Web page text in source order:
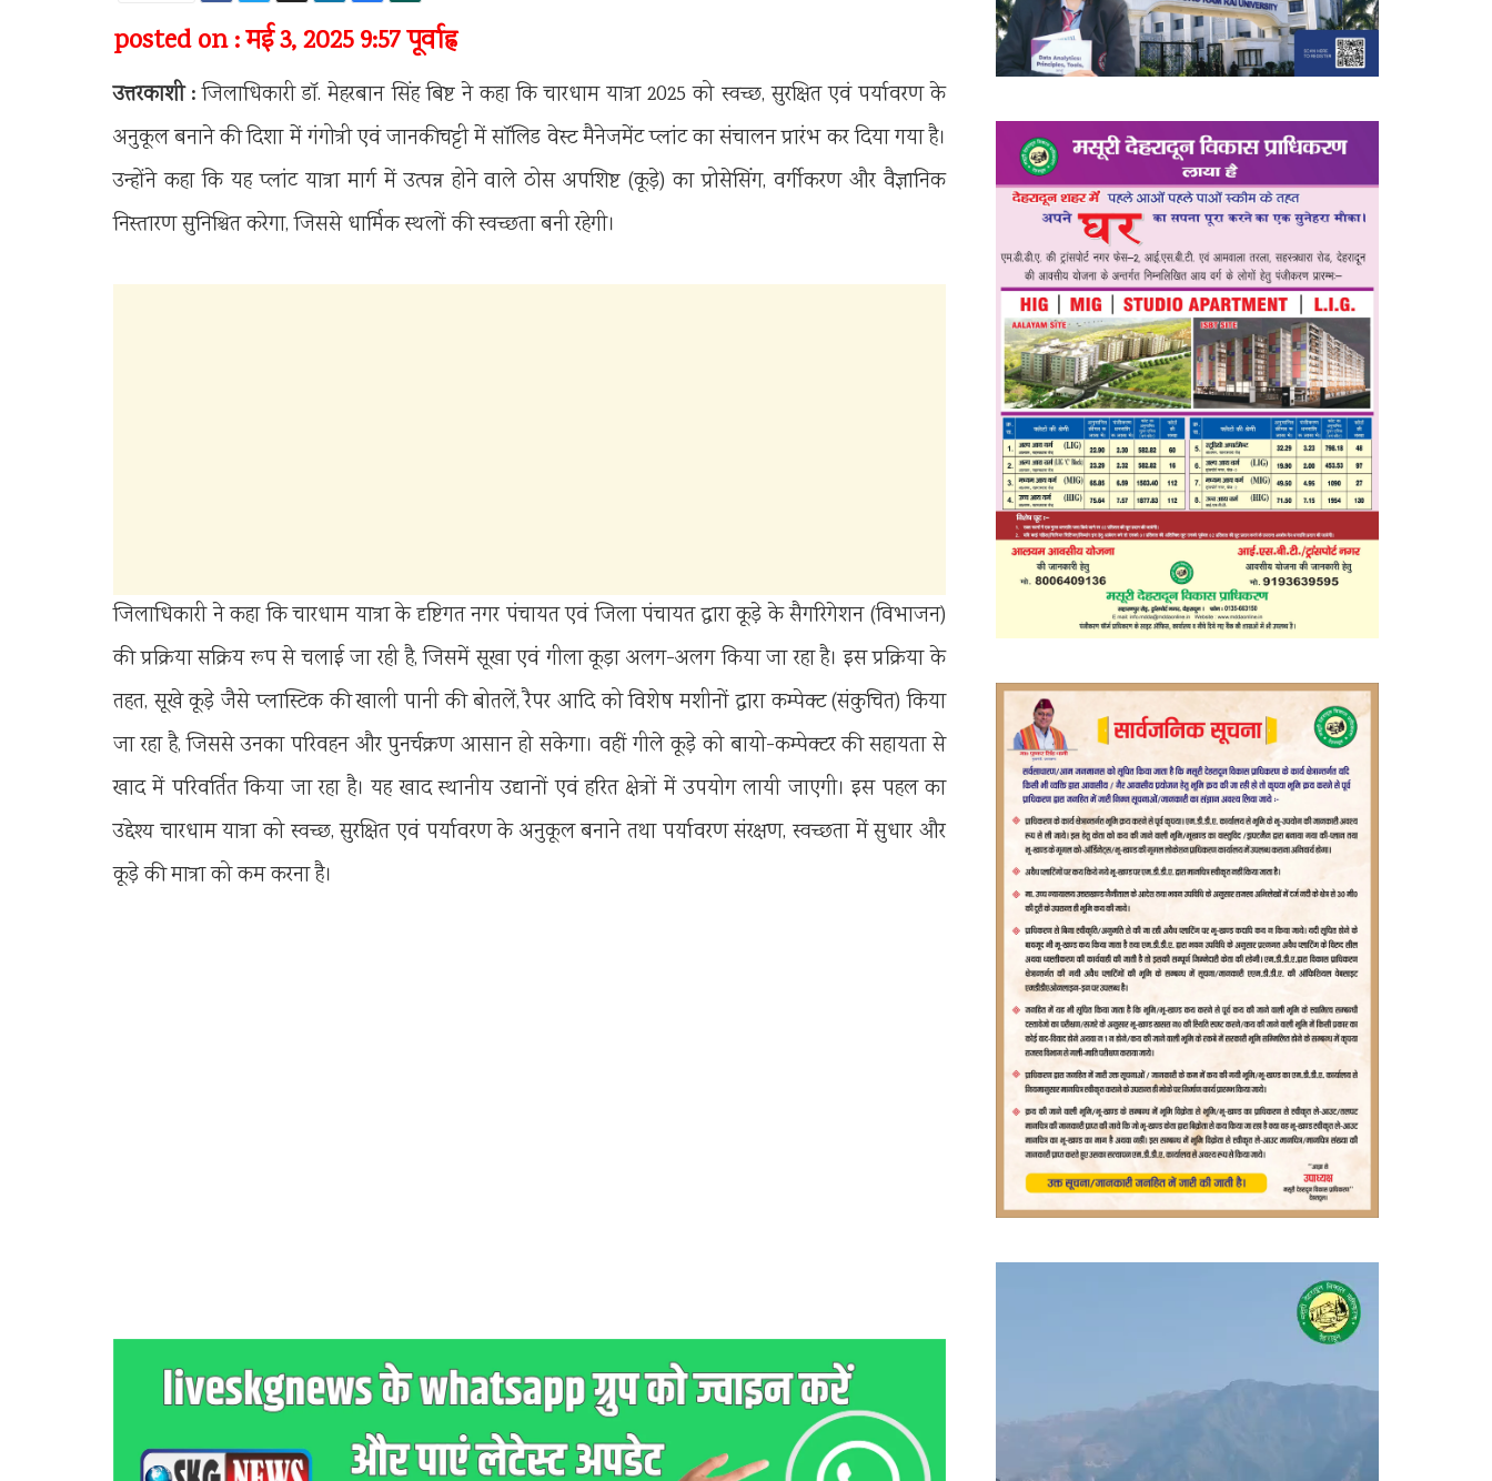
posted on : मई 3, 2025 9:57 पूर्वाह्न
उत्तरकाशी :जिलाधिकारी डॉ. मेहरबान सिंह बिष्ट ने कहा कि चारधाम यात्रा 2025 को स्वच्छ, सुरक्षित एवं पर्यावरण के
अनुकूल बनाने की दिशा में गंगोत्री एवं जानकीचट्टी में सॉलिड वेस्ट मैनेजमेंट प्लांट का संचालन प्रारंभ कर दिया गया है।
उन्होंने कहा कि यह प्लांट यात्रा मार्ग में उत्पन्न होने वाले ठोस अपशिष्ट (कूड़े) का प्रोसेसिंग, वर्गीकरण और वैज्ञानिक
निस्तारण सुनिश्चित करेगा, जिससे धार्मिक स्थलों की स्वच्छता बनी रहेगी।
जिलाधिकारी ने कहा कि चारधाम यात्रा के दृष्टिगत नगर पंचायत एवं जिला पंचायत द्वारा कूड़े के सैगरिगेशन (विभाजन)
की प्रक्रिया सक्रिय रूप से चलाई जा रही है, जिसमें सूखा एवं गीला कूड़ा अलग-अलग किया जा रहा है। इस प्रक्रिया के
तहत, सूखे कूड़े जैसे प्लास्टिक की खाली पानी की बोतलें, रैपर आदि को विशेष मशीनों द्वारा कम्पेक्ट (संकुचित) किया
जा रहा है, जिससे उनका परिवहन और पुनर्चक्रण आसान हो सकेगा। वहीं गीले कूड़े को बायो-कम्पेक्टर की सहायता से
खाद में परिवर्तित किया जा रहा है। यह खाद स्थानीय उद्यानों एवं हरित क्षेत्रों में उपयोग लायी जाएगी। इस पहल का
उद्देश्य चारधाम यात्रा को स्वच्छ, सुरक्षित एवं पर्यावरण के अनुकूल बनाने तथा पर्यावरण संरक्षण, स्वच्छता में सुधार और
कूड़े की मात्रा को कम करना है।